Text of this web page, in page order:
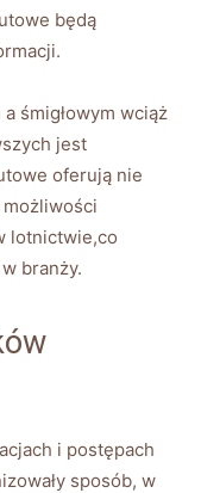
​będą
śmigłowym ⁤wciąż
jest
oferują nie
lotnictwie,co
branży.
i postępach
sposób, w